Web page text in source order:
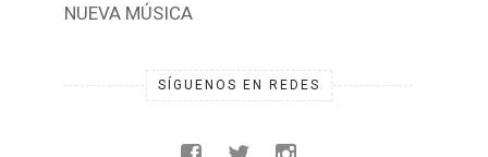
NUEVA MÚSICA
SÍGUENOS EN REDES